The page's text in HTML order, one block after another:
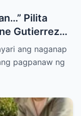
Pilita
Gutierrez
ang naganap
pagpanaw ng